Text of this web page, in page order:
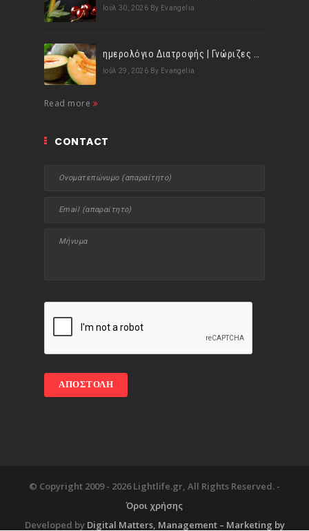
Ιούλ 30, 2026 By Evangelia
Ιούλ 29, 2026 By Evangelia
Read more
CONTACT
© Copyright 2009 - 2026 Lightlife.gr, All Rights Reserved. -
Όροι χρήσης
Developed by Digital Matters, Management – Marketing by